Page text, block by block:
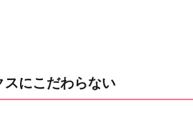
スにこだわらない